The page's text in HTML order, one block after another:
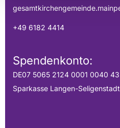
+49 6182 4414
Spendenkonto:
DE07 5065 2124 0001 0040 43
Sparkasse Langen-Seligenstadt